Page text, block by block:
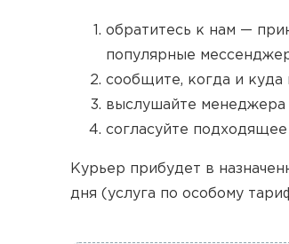
обратитесь к нам —
популярные
сообщите, когда и куда
выслушайте
согласуйте
Курьер прибудет в
дня (услуга по особому